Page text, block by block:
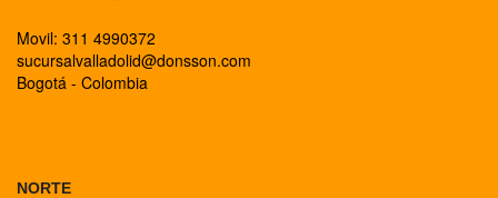
Movil: 311 4990372
sucursalvalladolid@donsson.com
Bogotá - Colombia
NORTE